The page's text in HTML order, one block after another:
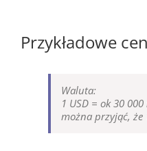
Przykładowe
Waluta:
1 USD = ok 30
można przyjąć, że